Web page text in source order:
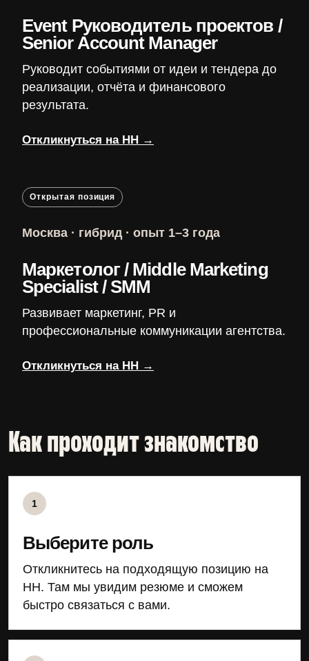
Event Руководитель проектов /
Senior Account Manager
Руководит событиями от идеи и тендера до
реализации, отчёта и финансового
результата.
Откликнуться на HH →
Открытая позиция
Москва · гибрид · опыт 1–3 года
Маркетолог / Middle Marketing
Specialist / SMM
Развивает маркетинг, PR и
профессиональные коммуникации агентства.
Откликнуться на HH →
Как проходит знакомство
1
Выберите роль
Откликнитесь на подходящую позицию на
HH. Там мы увидим резюме и сможем
быстро связаться с вами.